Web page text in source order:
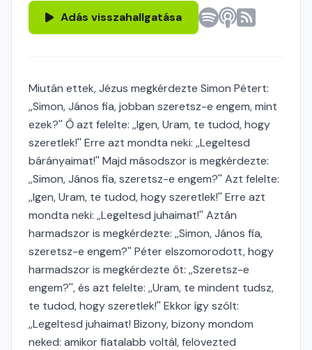
Adás visszahallgatása
Miután ettek, Jézus megkérdezte Simon Pétert:
,,Simon, János fia, jobban szeretsz-e engem, mint
ezek?'' Ő azt felelte: ,,Igen, Uram, te tudod, hogy
szeretlek!'' Erre azt mondta neki: ,,Legeltesd
bárányaimat!'' Majd másodszor is megkérdezte:
,,Simon, János fia, szeretsz-e engem?'' Azt felelte:
,,Igen, Uram, te tudod, hogy szeretlek!'' Erre azt
mondta neki: ,,Legeltesd juhaimat!'' Aztán
harmadszor is megkérdezte: ,,Simon, János fia,
szeretsz-e engem?'' Péter elszomorodott, hogy
harmadszor is megkérdezte őt: ,,Szeretsz-e
engem?'', és azt felelte: ,,Uram, te mindent tudsz,
te tudod, hogy szeretlek!'' Ekkor így szólt:
,,Legeltesd juhaimat! Bizony, bizony mondom
neked: amikor fiatalabb voltál, felövezted